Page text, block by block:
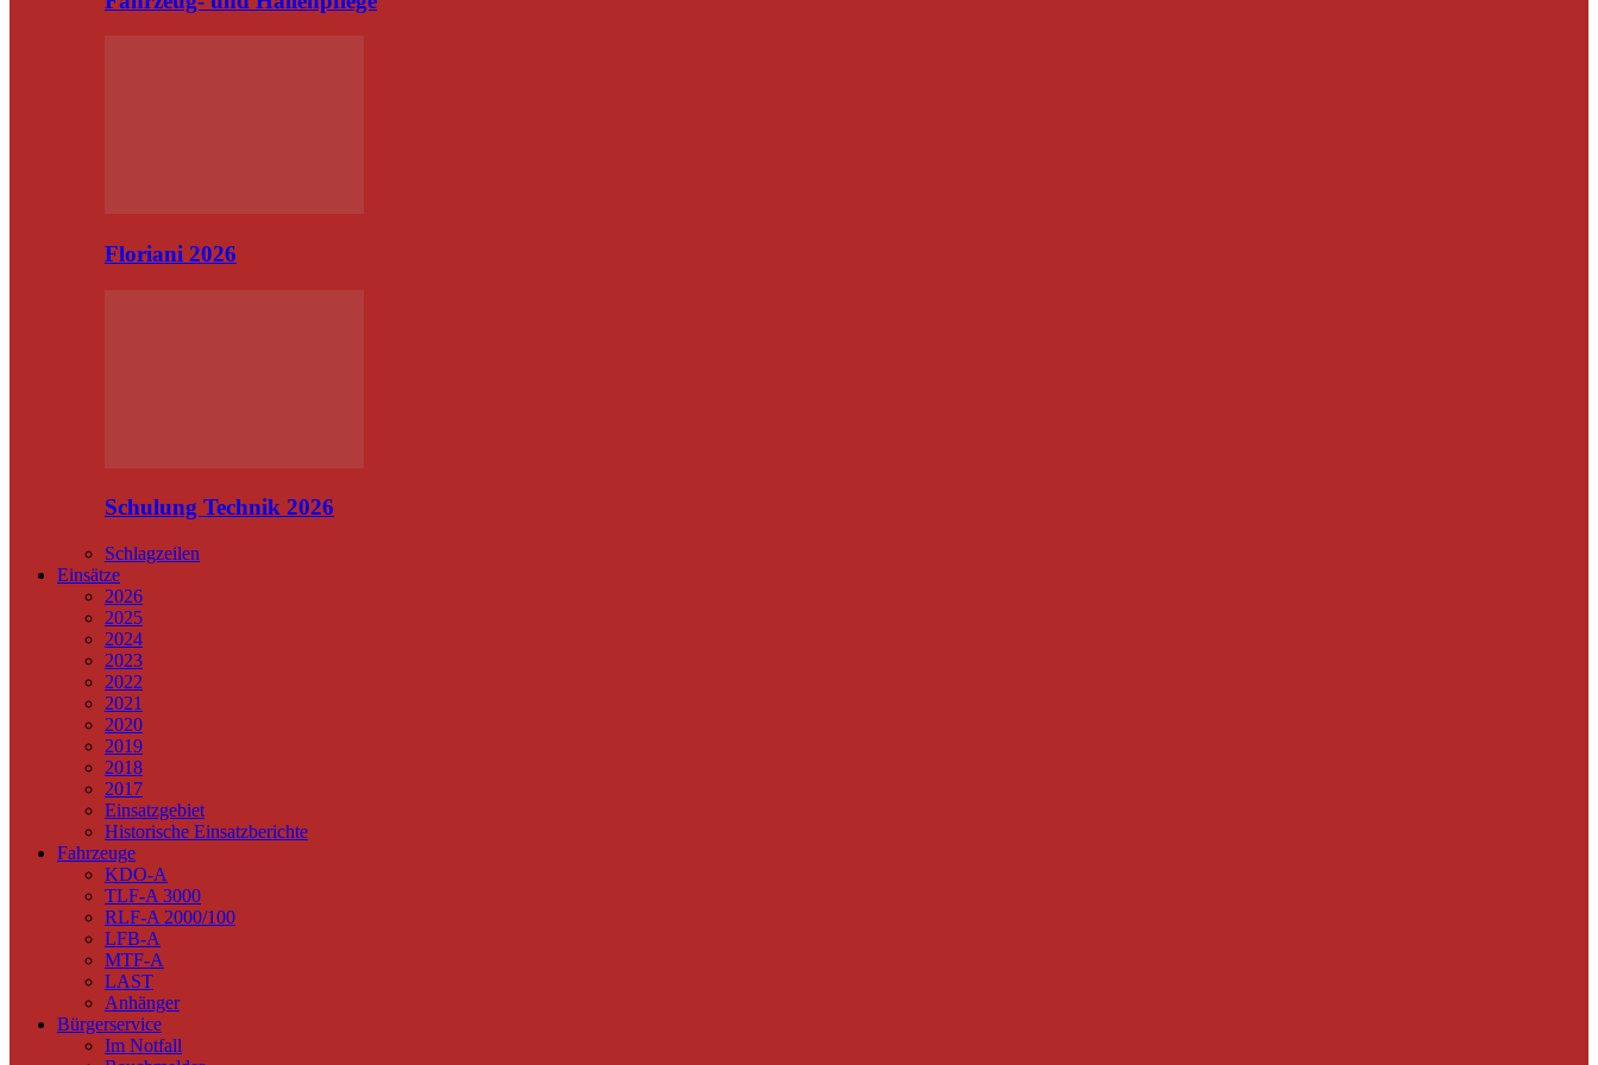
Floriani 2026
Schulung Technik 2026
Schlagzeilen
Einsätze
2026
2025
2024
2023
2022
2021
2020
2019
2018
2017
Einsatzgebiet
Historische Einsatzberichte
Fahrzeuge
KDO-A
TLF-A 3000
RLF-A 2000/100
LFB-A
MTF-A
LAST
Anhänger
Bürgerservice
Im Notfall